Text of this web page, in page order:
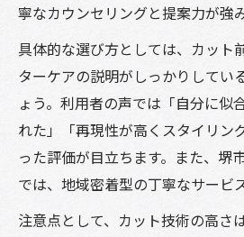
寧なカウンセリングと提案力が強み
具体的な選び方としては、カット
ターケアの説明がしっかりしてい
ょう。利用者の声では「自分に似
れた」「再現性が高くスタイリン
った評価が目立ちます。また、堺
では、地域密着型の丁寧なサービ
注意点として、カット技術の高さ